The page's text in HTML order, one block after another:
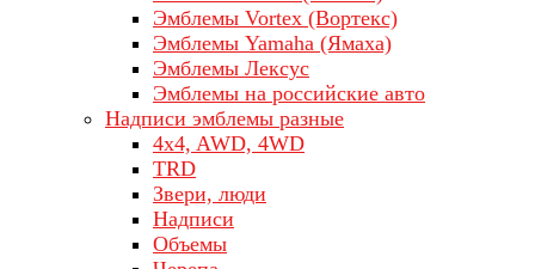
Эмблемы Vortex (Вортекс)
Эмблемы Yamaha (Ямаха)
Эмблемы Лексус
Эмблемы на российские авто
Надписи эмблемы разные
4x4, AWD, 4WD
TRD
Звери, люди
Надписи
Объемы